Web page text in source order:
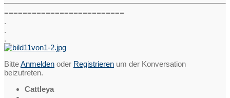
==========================
.
.
.
BitteAnmelden oder Registrieren um der Konversation
beizutreten.
Cattleya